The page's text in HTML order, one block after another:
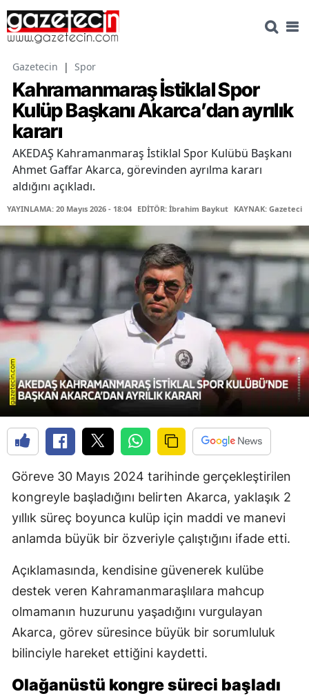
Gazetecin | Spor
Kahramanmaraş İstiklal Spor
Kulüp Başkanı Akarca’dan ayrılık
kararı
AKEDAŞ Kahramanmaraş İstiklal Spor Kulübü Başkanı
Ahmet Gaffar Akarca, görevinden ayrılma kararı
aldığını açıkladı.
YAYINLAMA: 20 Mayıs 2026 - 18:04 EDİTÖR: İbrahim Baykut KAYNAK: Gazetecin
Göreve 30 Mayıs 2024 tarihinde gerçekleştirilen
kongreyle başladığını belirten Akarca, yaklaşık 2
yıllık süreç boyunca kulüp için maddi ve manevi
anlamda büyük bir özveriyle çalıştığını ifade etti.
Açıklamasında, kendisine güvenerek kulübe
destek veren Kahramanmaraşlılara mahcup
olmamanın huzurunu yaşadığını vurgulayan
Akarca, görev süresince büyük bir sorumluluk
bilinciyle hareket ettiğini kaydetti.
Olağanüstü kongre süreci başladı